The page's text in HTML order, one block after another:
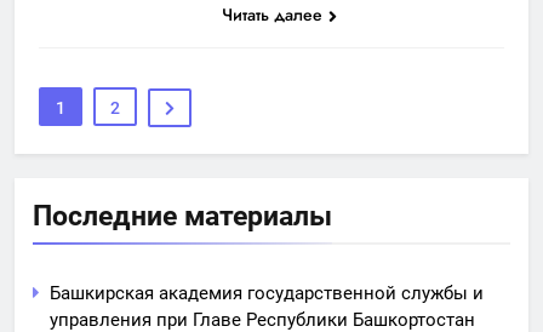
Читать далее
1 2
Последние материалы
Башкирская академия государственной службы и
управления при Главе Республики Башкортостан